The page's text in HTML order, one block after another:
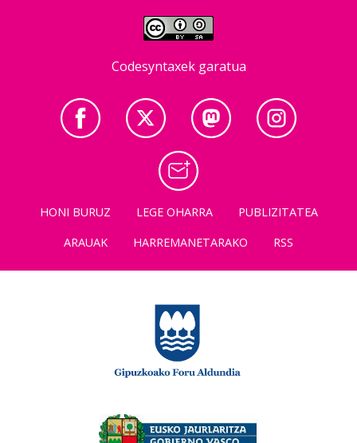
Codesyntaxek garatua
HONI BURUZ LEGE OHARRA
PUBLIZITATEA
ARAUAK
HARREMANETARAKO RSS